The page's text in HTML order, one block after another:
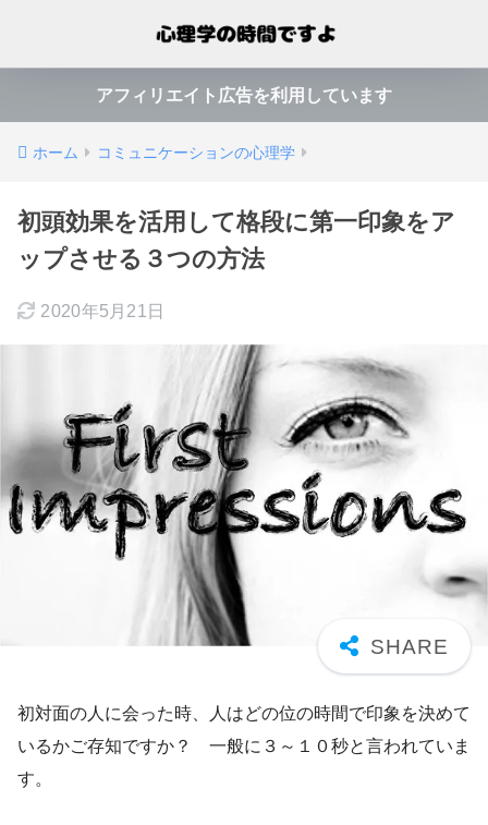
アフィリエイト広告を利用しています
ホーム コミュニケーションの心理学
初頭効果を活用して格段に第一印象をア
ップさせる３つの方法
2020年5月21日
初対面の人に会った時、人はどの位の時間で印象を決めて
いるかご存知ですか？ 一般に３～１０秒と言われていま
す。